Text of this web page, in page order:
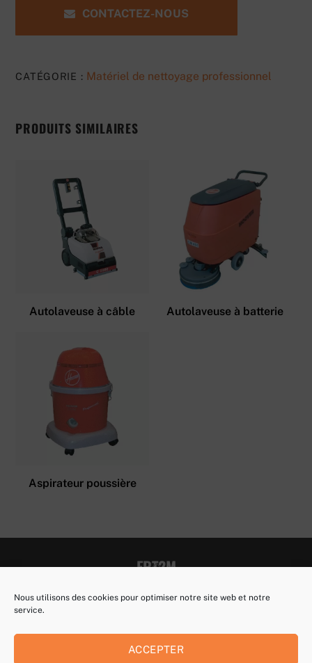
Nous utilisons des cookies pour optimiser notre site web et notre
service.
ACCEPTER
CONTACTEZ-NOUS
CATÉGORIE : Matériel de nettoyage professionnel
PRODUITS SIMILAIRES
Autolaveuse à câble Autolaveuse à batterie
Aspirateur poussière
Back
Top
ERT2M